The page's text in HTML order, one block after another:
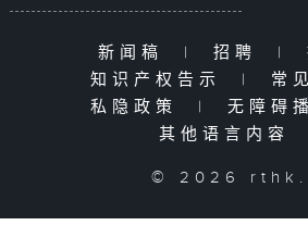
新闻稿 | 招聘 |
知识产权告示
| 常
私隐政策
| 无障碍
其他语言内容
© 2026